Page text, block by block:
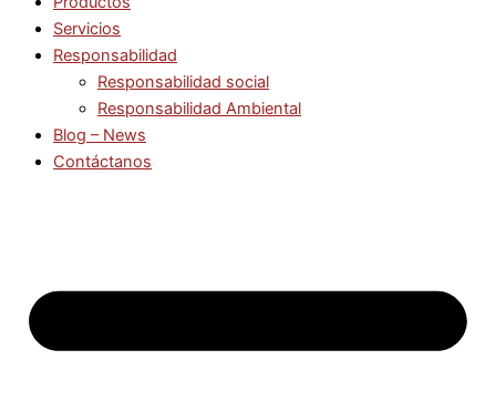
Servicios
Responsabilidad
Responsabilidad social
Responsabilidad Ambiental
Blog – News
Contáctanos